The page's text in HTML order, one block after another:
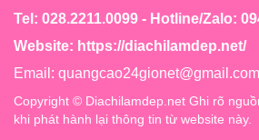
Tel: 028.2211.0099 - Hotline/Zalo:
Website: https://diachilamdep.net/
Email: quangcao24gionet@gmail.com
Copyright © Diachilamdep.net Ghi rõ
khi phát hành lại thông tin từ website này.